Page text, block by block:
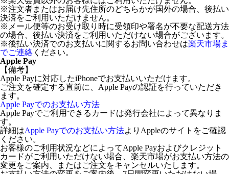
※注文者またはお届け先住所のどちらかが国外の場合、後払い
決済をご利用いただけません。
※メール便等のお受け取り時に受領印や署名が不要な配送方法
の場合、後払い決済をご利用いただけない場合がございます。
※後払い決済でのお支払いに関するお問い合わせは楽天市場ま
でご連絡 ください。
Apple Pay
【備考】
Apple Payに対応したiPhoneでお支払いいただけます。
ご注文を確定する直前に、Apple Payの認証を行っていただき
ます。
Apple Payでのお支払い方法
Apple Payでご利用できるカードは発行会社によって異なりま
す。
詳細はApple Payでのお支払い方法よりAppleのサイトをご確認
ください。
お客様のご利用状況などによってApple Payおよびクレジット
カードがご利用いただけない場合、楽天市場がお支払い方法の
変更をご案内、またはご注文をキャンセルいたします。